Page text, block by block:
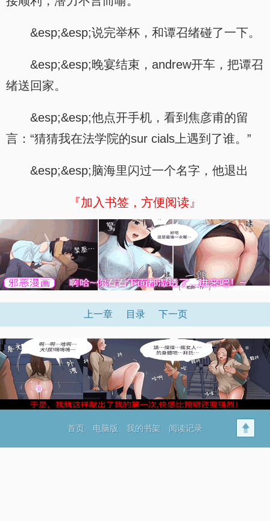
&esp;&esp;说完举杯，和谭召绪碰了一下。
&esp;&esp;晚宴结束，andrew开车，把谭召
绪送回家。
&esp;&esp;他点开手机，看到焦彦甫的留
言：“猜猜我在法学院的sur cials上遇到了谁。”
&esp;&esp;脑海里闪过一个名字，他退出
『加入书签，方便阅读』
上一章 目录 下一页
首页 电脑版 我的书架 阅读记录